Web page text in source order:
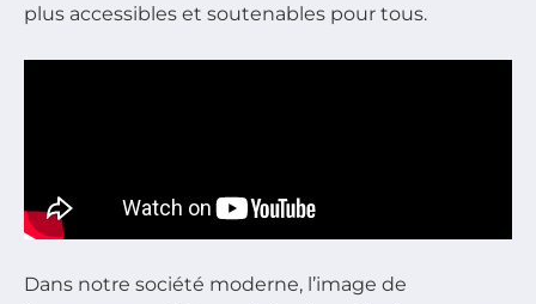
plus accessibles et soutenables pour tous.
Dans notre société moderne, l’image de